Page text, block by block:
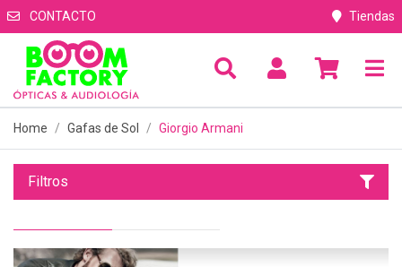
CONTACTO Tiendas
Home Gafas de Sol Giorgio Armani
Filtros